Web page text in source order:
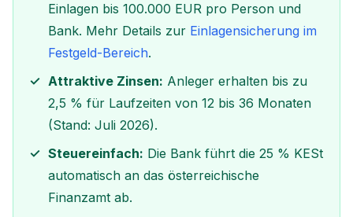
Einlagen bis 100.000 EUR pro Person und
Bank. Mehr Details zur Einlagensicherung im
Festgeld-Bereich.
Attraktive Zinsen: Anleger erhalten bis zu
2,5 % für Laufzeiten von 12 bis 36 Monaten
(Stand: Juli 2026).
Steuereinfach: Die Bank führt die 25 % KESt
automatisch an das österreichische
Finanzamt ab.